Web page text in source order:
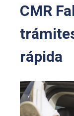
CMR
rápida